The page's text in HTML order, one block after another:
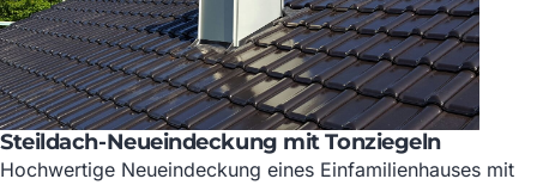
Steildach-Neueindeckung mit Tonziegeln
Hochwertige Neueindeckung eines Einfamilienhauses mit